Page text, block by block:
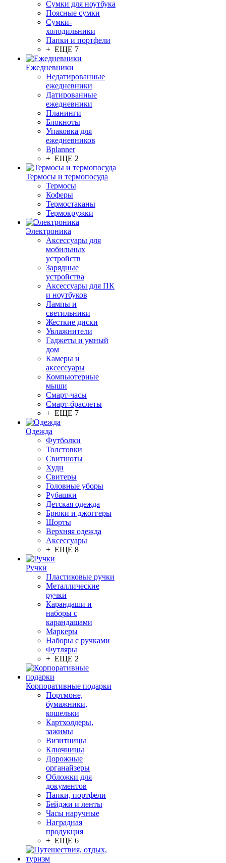
Сумки для ноутбука
Поясные сумки
Сумки-
холодильники
Папки и портфели
+ ЕЩЕ 7
Ежедневники
Недатированные
ежедневники
Датированные
ежедневники
Планинги
Блокноты
Упаковка для
ежедневников
Bplanner
+ ЕЩЕ 2
Термосы и термопосуда
Термосы
Коферы
Термостаканы
Термокружки
Электроника
Аксессуары для
мобильных
устройств
Зарядные
устройства
Аксессуары для ПК
и ноутбуков
Лампы и
светильники
Жесткие диски
Увлажнители
Гаджеты и умный
дом
Камеры и
аксессуары
Компьютерные
мыши
Смарт-часы
Смарт-браслеты
+ ЕЩЕ 7
Одежда
Футболки
Толстовки
Свитшоты
Худи
Свитеры
Головные уборы
Рубашки
Детская одежда
Брюки и джоггеры
Шорты
Верхняя одежда
Аксессуары
+ ЕЩЕ 8
Ручки
Пластиковые ручки
Металлические
ручки
Карандаши и
наборы с
карандашами
Маркеры
Наборы с ручками
Футляры
+ ЕЩЕ 2
Корпоративные подарки
Портмоне,
бумажники,
кошельки
Картхолдеры,
зажимы
Визитницы
Ключницы
Дорожные
органайзеры
Обложки для
документов
Папки, портфели
Бейджи и ленты
Часы наручные
Наградная
продукция
+ ЕЩЕ 6